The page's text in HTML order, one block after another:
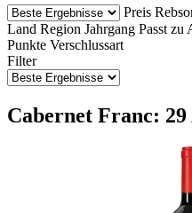
Preis
Land Region Jahrgang Passt zu
Punkte Verschlussart
Filter
Cabernet Franc: